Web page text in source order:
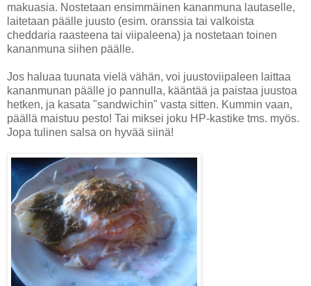
makuasia. Nostetaan ensimmäinen kananmuna lautaselle,
laitetaan päälle juusto (esim. oranssia tai valkoista
cheddaria raasteena tai viipaleena) ja nostetaan toinen
kananmuna siihen päälle.
Jos haluaa tuunata vielä vähän, voi juustoviipaleen laittaa
kananmunan päälle jo pannulla, kääntää ja paistaa juustoa
hetken, ja kasata "sandwichin" vasta sitten. Kummin vaan,
päällä maistuu pesto! Tai miksei joku HP-kastike tms. myös.
Jopa tulinen salsa on hyvää siinä!